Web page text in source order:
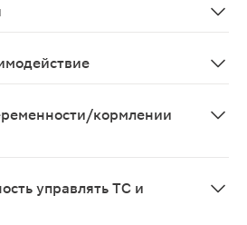
кормлении
управлять ТС и